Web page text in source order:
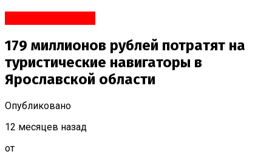
179 миллионов рублей потратят на
туристические навигаторы в
Ярославской области
Опубликовано
12 месяцев назад
от